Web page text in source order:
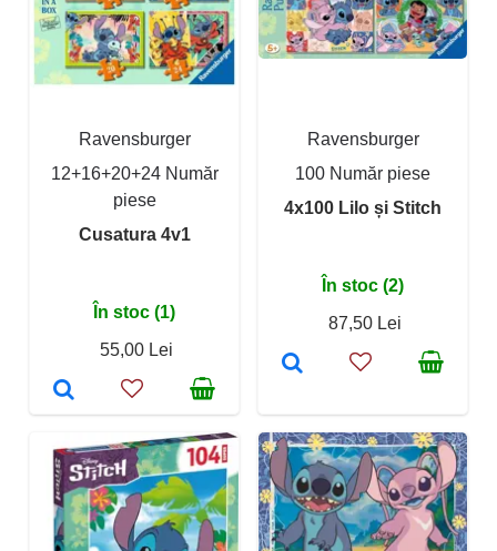
Ravensburger
12+16+20+24 Număr
piese
Cusatura 4v1
În stoc (1)
55,00 Lei
Ravensburger
100 Număr piese
4x100 Lilo și Stitch
În stoc (2)
87,50 Lei